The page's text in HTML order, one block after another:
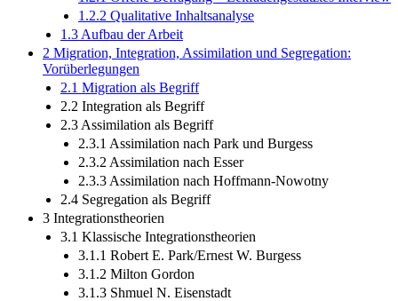
1.2.2 Qualitative Inhaltsanalyse
1.3 Aufbau der Arbeit
2 Migration, Integration, Assimilation und Segregation:
Vorüberlegungen
2.1 Migration als Begriff
2.2 Integration als Begriff
2.3 Assimilation als Begriff
2.3.1 Assimilation nach Park und Burgess
2.3.2 Assimilation nach Esser
2.3.3 Assimilation nach Hoffmann-Nowotny
2.4 Segregation als Begriff
3 Integrationstheorien
3.1 Klassische Integrationstheorien
3.1.1 Robert E. Park/Ernest W. Burgess
3.1.2 Milton Gordon
3.1.3 Shmuel N. Eisenstadt